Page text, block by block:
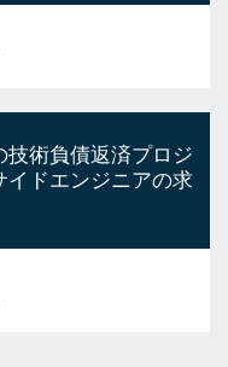
技術負債返済プロジ
イドエンジニアの求